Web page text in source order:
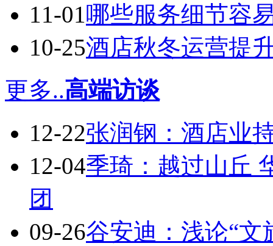
11-01哪些服务细节容
10-25酒店秋冬运营提
更多..高端访谈
12-22张润钢：酒店业
12-04季琦：越过山丘
团
09-26谷安迪：浅论“文